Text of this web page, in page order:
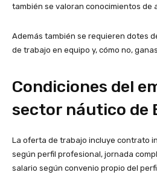
también se valoran conocimientos de
Además también se requieren dotes
de trabajo en equipo y, cómo no,
Condiciones del
sector náutico de
La oferta de trabajo incluye contrato
según perfil profesional, jornada
salario según convenio propio del